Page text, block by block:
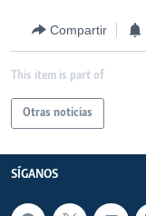
Compartir
This item is part of
Otras noticias
SÍGANOS